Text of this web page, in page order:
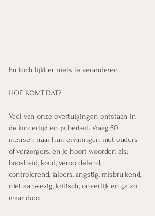
En toch lijkt er niets te veranderen.
HOE KOMT DAT?
Veel van onze overtuigingen ontstaan in
de kindertijd en puberteit. Vraag 50
mensen naar hun ervaringen met ouders
of verzorgers, en je hoort woorden als:
boosheid, koud, veroordelend,
controlerend, jaloers, angstig, misbruikend,
niet aanwezig, kritisch, oneerlijk en ga zo
maar door.